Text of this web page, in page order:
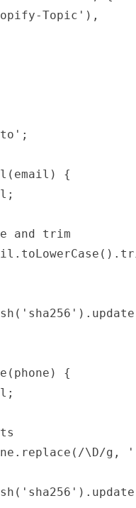
Topic'),
{
and trim
{
\D/g,